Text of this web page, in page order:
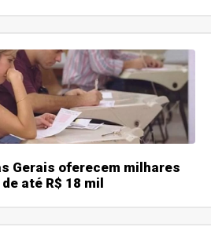
Gerais oferecem milhares
até R$ 18 mil